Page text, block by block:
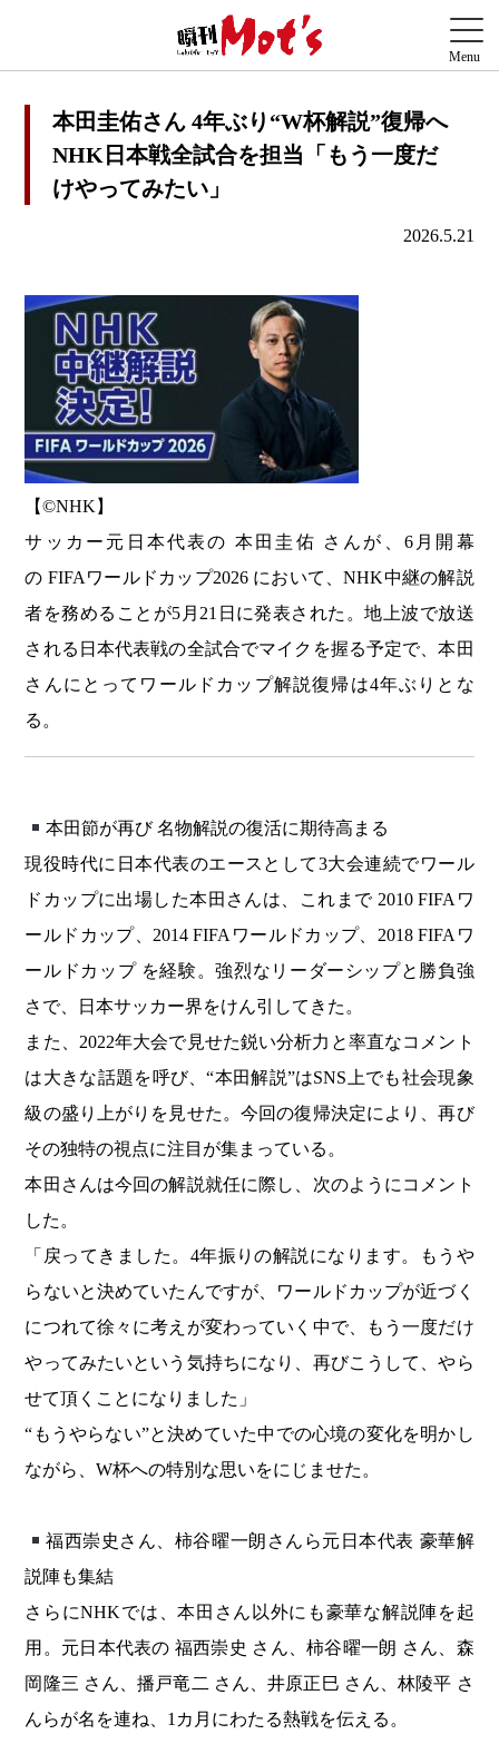
本田圭佑さん 4年ぶり“W杯解説”復帰へ
NHK日本戦全試合を担当「もう一度だ
けやってみたい」
2026.5.21
【©️NHK】
サッカー元日本代表の 本田圭佑 さんが、6月開幕
の FIFAワールドカップ2026 において、NHK中継の解説
者を務めることが5月21日に発表された。地上波で放送
される日本代表戦の全試合でマイクを握る予定で、本田
さんにとってワールドカップ解説復帰は4年ぶりとな
る。
本田節が再び 名物解説の復活に期待高まる
現役時代に日本代表のエースとして3大会連続でワール
ドカップに出場した本田さんは、これまで 2010 FIFAワ
ールドカップ、2014 FIFAワールドカップ、2018 FIFAワ
ールドカップ を経験。強烈なリーダーシップと勝負強
さで、日本サッカー界をけん引してきた。
また、2022年大会で見せた鋭い分析力と率直なコメント
は大きな話題を呼び、“本田解説”はSNS上でも社会現象
級の盛り上がりを見せた。今回の復帰決定により、再び
その独特の視点に注目が集まっている。
本田さんは今回の解説就任に際し、次のようにコメント
した。
「戻ってきました。4年振りの解説になります。もうや
らないと決めていたんですが、ワールドカップが近づく
につれて徐々に考えが変わっていく中で、もう一度だけ
やってみたいという気持ちになり、再びこうして、やら
せて頂くことになりました」
“もうやらない”と決めていた中での心境の変化を明かし
ながら、W杯への特別な思いをにじませた。
福西崇史さん、柿谷曜一朗さんら元日本代表 豪華解
説陣も集結
さらにNHKでは、本田さん以外にも豪華な解説陣を起
用。元日本代表の 福西崇史 さん、柿谷曜一朗 さん、森
岡隆三 さん、播戸竜二 さん、井原正巳 さん、林陵平 さ
んらが名を連ね、1カ月にわたる熱戦を伝える。